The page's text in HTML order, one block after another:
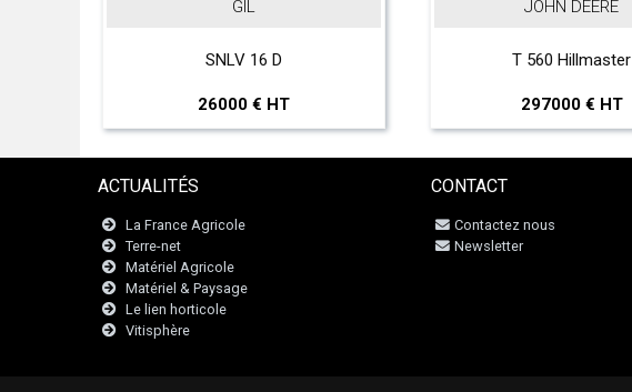
GIL
SNLV 16 D
26000 € HT
JOHN DEERE
T 560 Hillmaster
297000 € HT
ACTUALITÉS
La France Agricole
Terre-net
Matériel Agricole
Matériel & Paysage
Le lien horticole
Vitisphère
CONTACT
Contactez nous
Newsletter